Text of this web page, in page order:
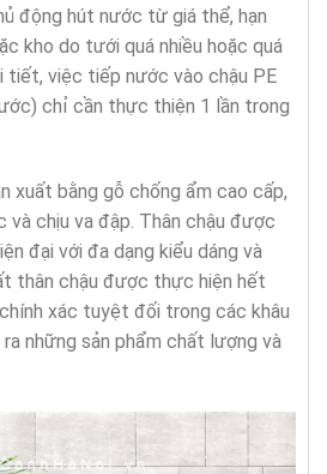
động hút nước từ giá thể, hạn
kho do tưới quá nhiều hoặc quá
tiết, việc tiếp nước vào chậu PE
chỉ cần thực thiện 1 lần trong
xuất bằng gỗ chống ẩm cao cấp,
và chịu va đập. Thân chậu được
đại với đa dạng kiểu dáng và
thân chậu được thực hiện hết
xác tuyệt đối trong các khâu
những sản phẩm chất lượng và